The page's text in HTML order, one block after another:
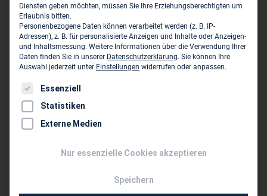
ermöglicht nicht nur den freien Waren- und Personenverkehr,
sondern fördert gegenseitiges Verständnis und friedliche
Zusammenarbeit über Grenzen hinweg. Der Austausch von
Wissen und die Kooperation mit Kollegen aus verschiedenen
Ländern sind entscheidend für bahnbrechende Innovationen und
Fortschritt.
Die freiheitlich demokratische Grundordnung ist die größte
Errungenschaft unserer Gesellschaft. Es ist unsere höchste
bürgerliche Pflicht, diese Freiheiten rechtzeitig gegen
antidemokratische Strömungen zu verteidigen.
Diensten geben möchten, müssen Sie Ihre Erziehungsberechtigten um
Erlaubnis bitten.
Personenbezogene Daten können verarbeitet werden (z. B. IP-
Adressen), z. B. für personalisierte Anzeigen und Inhalte oder Anzeigen-
und Inhaltsmessung. Weitere Informationen über die Verwendung Ihrer
Daten finden Sie in unserer Datenschutzerklärung. Sie können Ihre
Auswahl jederzeit unter Einstellungen widerrufen oder anpassen.
Es folgt eine Liste der Service-Gruppen, für die eine
Essenziell
Statistiken
Externe Medien
Nur essenzielle Cookies akzeptieren
Speichern